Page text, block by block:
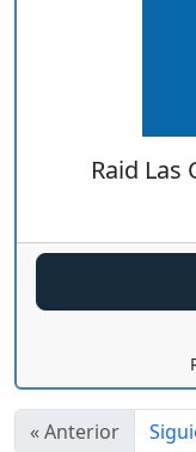
Raid Las
« Anterior